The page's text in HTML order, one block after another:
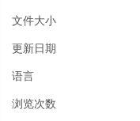
文件大小
更新日期
语言
浏览次数